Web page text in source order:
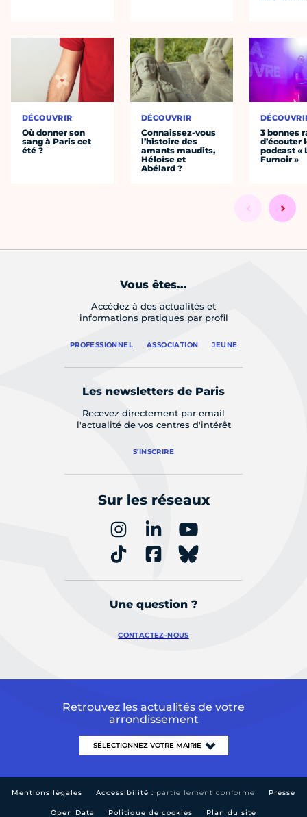
DÉCOUVRIR
Où donner son
sang à Paris cet
été ?
DÉCOUVRIR
Connaissez-vous
l’histoire des
amants maudits,
Héloïse et
Abélard ?
3 bonnes
d’écouter
podcast «
Fumoir »
Vous êtes...
Accédez à des actualités et
informations pratiques par profil
PROFESSIONNEL ASSOCIATION JEUNE
Les newsletters de Paris
Recevez directement par email
l'actualité de vos centres d'intérêt
S'INSCRIRE
Sur les réseaux
Une question ?
CONTACTEZ-NOUS
Retrouvez les actualités de votre
arrondissement
Mentions légales Accessibilité : partiellement conforme Presse
Open Data Politique de cookies Plan du site